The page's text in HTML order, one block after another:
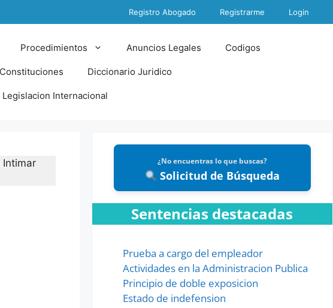
Registro Abogado Registrarme Login
Procedimientos Anuncios Legales Codigos
Constituciones Diccionario Juridico
Legislacion Internacional
Intimar
¿No encuentras lo que buscas?
Solicitud de Búsqueda
Sentencias destacadas
Prueba a cargo del empleador
Actividades en la Administracion Publica
Principio de doble exposicion
Estado de indefension